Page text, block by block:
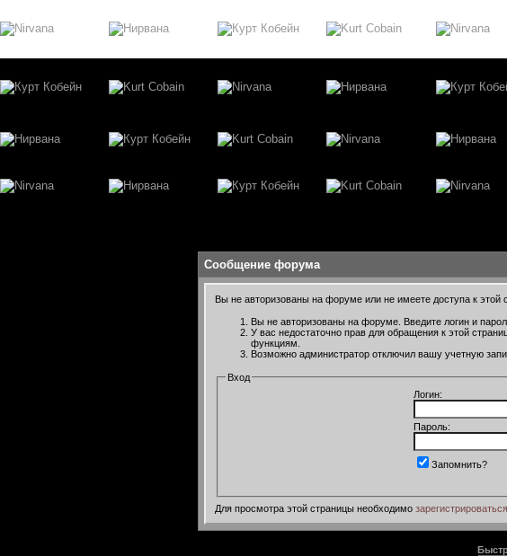
Сообщение форума
Вы не авторизованы на форуме или не имеете доступа к этой
Вы не авторизованы на форуме. Введите логин и
У вас недостаточно прав для обращения к этой
функциям.
Возможно администратор отключил вашу учетную
Вход
Логин:
Пароль:
Запомнить?
Для просмотра этой страницы необходимо зарегистрироваться